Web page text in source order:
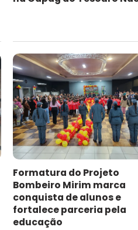
Formatura do Projeto
Bombeiro Mirim marca
conquista de alunos e
fortalece parceria pela
educação